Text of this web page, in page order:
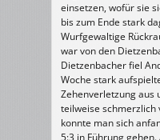
einsetzen, wofür sie
bis zum Ende stark
Wurfgewaltige
war von den
Dietzenbacher fiel
Woche stark
Zehenverletzung aus
teilweise schmerzlich
konnte man sich
5:3 in Führung